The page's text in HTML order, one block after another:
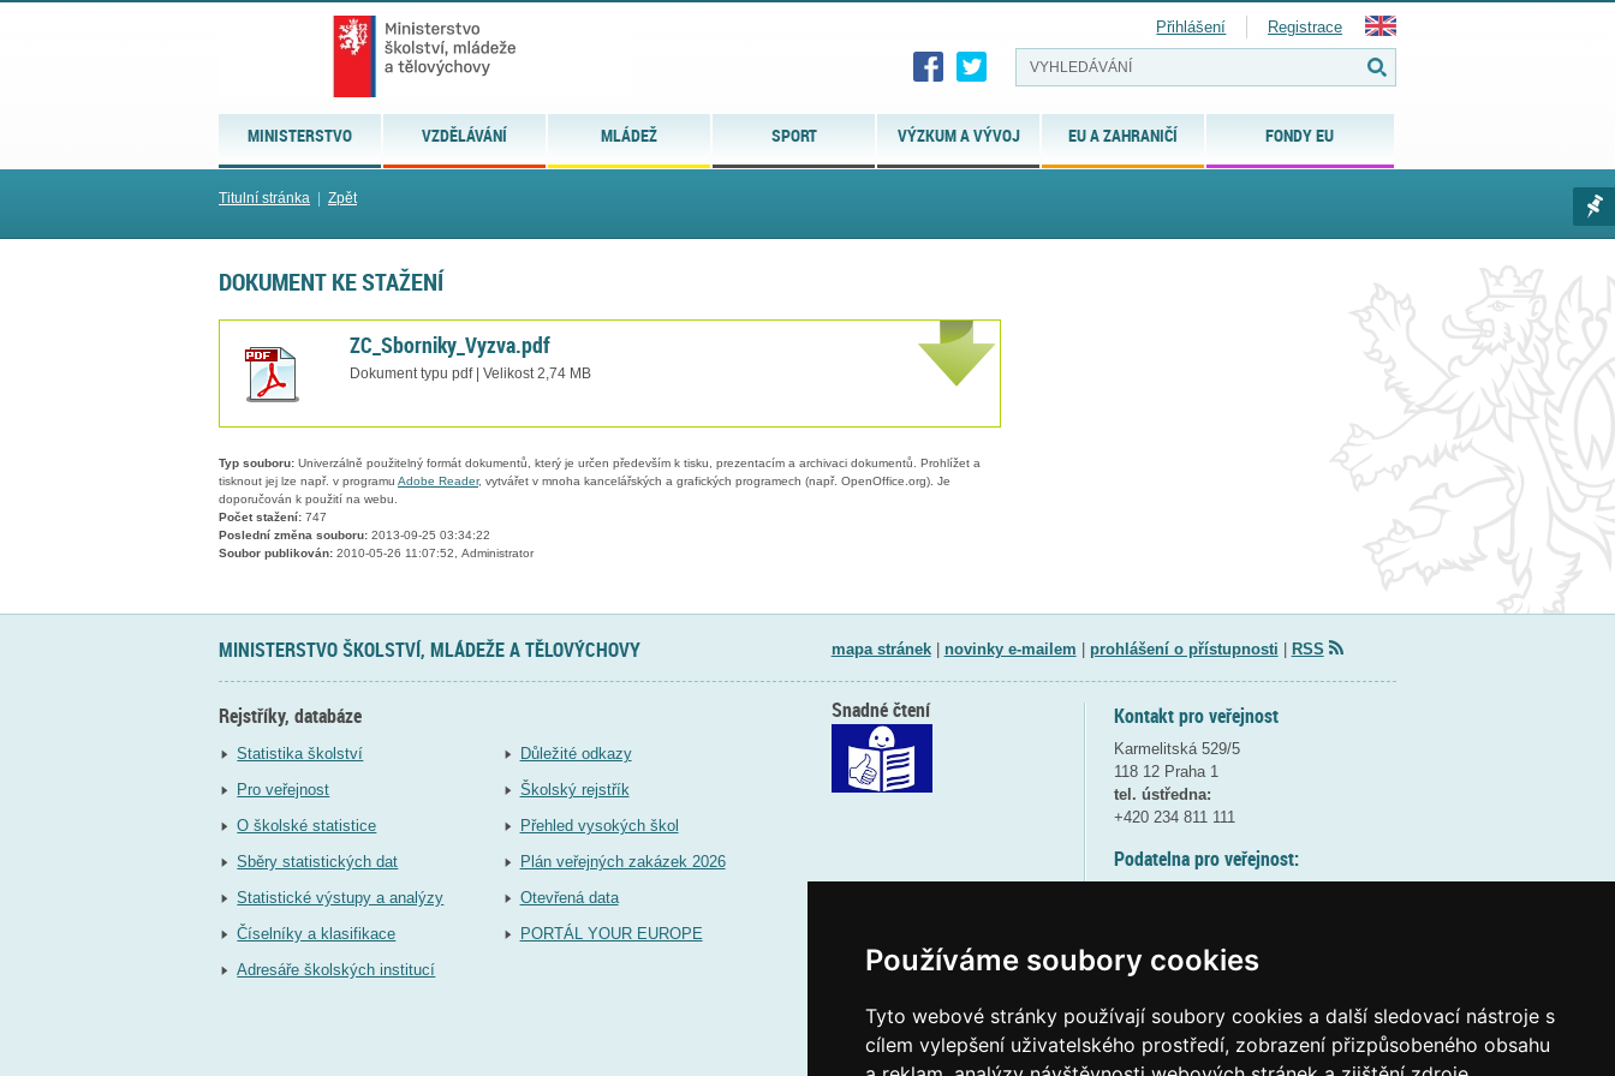
Používáme soubory cookies
Tyto webové stránky používají soubory cookies a další sledovací nástroje s
cílem vylepšení uživatelského prostředí, zobrazení přizpůsobeného obsahu
MINISTERSTVO VZDĚLÁVÁNÍ MLÁDEŽ SPORT VÝZKUM A VÝVOJ EU A ZAHRANIČÍ FONDY EU
Přihlášení Registrace
Titulní stránka Zpět
DOKUMENT KE STAŽENÍ
ZC_Sborniky_Vyzva.pdf
Dokument typu pdf | Velikost 2,74 MB
Typ souboru: Univerzálně použitelný formát dokumentů, který je určen především k tisku, prezentacím a archivaci dokumentů. Prohlížet a
tisknout jej lze např. v programu Adobe Reader, vytvářet v mnoha kancelářských a grafických programech (např. OpenOffice.org). Je
doporučován k použití na webu.
Počet stažení: 747
Poslední změna souboru: 2013-09-25 03:34:22
Soubor publikován: 2010-05-26 11:07:52, Administrator
MINISTERSTVO ŠKOLSTVÍ, MLÁDEŽE A TĚLOVÝCHOVY mapa stránek| novinky e-mailem prohlášení o přístupnosti RSS
Rejstříky, databáze
Statistika školství
Pro veřejnost
O školské statistice
Sběry statistických dat
Statistické výstupy a analýzy
Číselníky a klasifikace
Adresáře školských institucí
Důležité odkazy
Školský rejstřík
Přehled vysokých škol
Plán veřejných zakázek 2026
Otevřená data
PORTÁL YOUR EUROPE
Kontakt pro veřejnost
Karmelitská 529/5
118 12 Praha 1
tel. ústředna:
+420 234 811 111
Podatelna pro veřejnost:
(více informací
Elektronická podatelna:
Snadné čtení